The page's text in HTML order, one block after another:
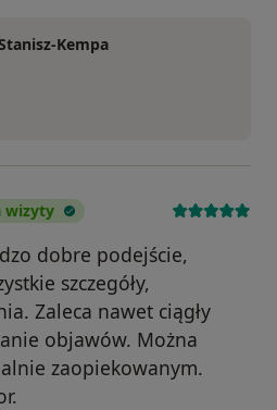
Kempa
wizyty
dobre podejście,
szczegóły,
Zaleca nawet ciągły
objawów. Można
zaopiekowanym.